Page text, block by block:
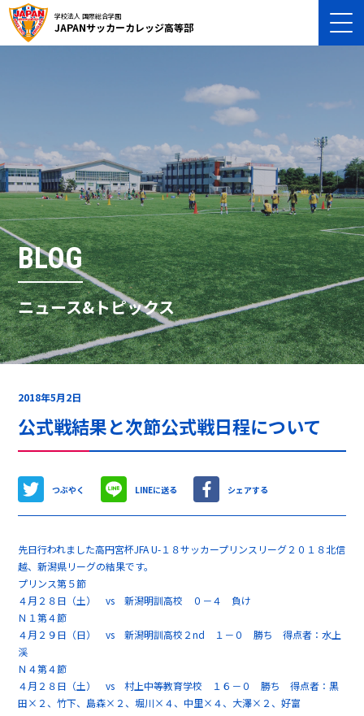
学校法人 国際総合学園
JAPANサッカーカレッジ高等部
BLOG
ニュース&トピックス
2018年5月2日
公式戦結果と次節公式戦日程について
つぶやく LINEに送る シェアする
先日行われました高円宮杯JFA U-１８サッカープリンスリーグ２０１８北信
越、新潟県リーグの結果です。
プリンス第５節
４月２８日（土） vs 新潟明訓高校 ０－４ 負け
Ｎ１第４節
４月２９日（日） vs 新潟明訓高校２nd １－０ 勝ち 得点者：水上
渓
Ｎ４第４節
４月２８日（土） vs 村上中等教育学校 １６－０ 勝ち 得点者：黒
田×２、竹下、島森×２、堀川×４、中里×４、大澤×２、好富